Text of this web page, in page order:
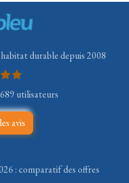
durable depuis 2008
utilisateurs
avis
: comparatif des offres